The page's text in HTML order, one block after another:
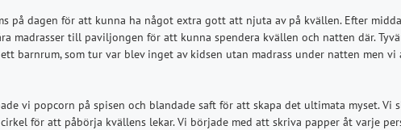
på dagen för att kunna ha något extra gott att njuta av på kvällen. Efter
madrasser till paviljongen för att kunna spendera kvällen och natten där.
barnrum, som tur var blev inget av kidsen utan madrass under natten men
vi popcorn på spisen och blandade saft för att skapa det ultimata myset. Vi
för att påbörja kvällens lekar. Vi började med att skriva papper åt varje